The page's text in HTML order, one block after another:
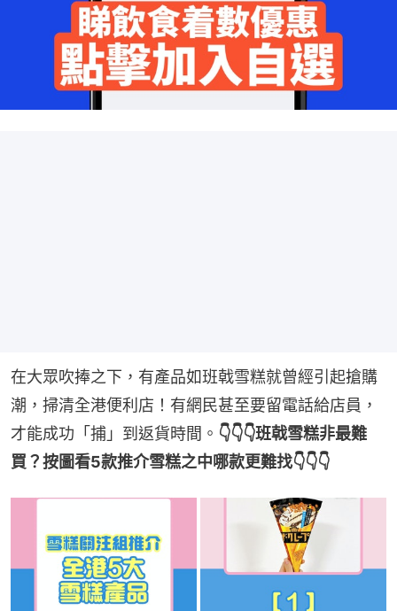
在大眾吹捧之下，有產品如班戟雪糕就曾經引起搶購
潮，掃清全港便利店！有網民甚至要留電話給店員，
才能成功「捕」到返貨時間。 👇👇👇班戟雪糕非最難
買？按圖看5款推介雪糕之中哪款更難找👇👇👇